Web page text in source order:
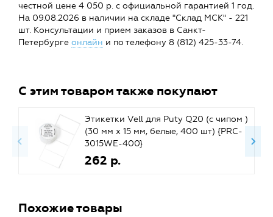
честной цене 4 050 р. с официальной гарантией 1 год.
На 09.08.2026 в наличии на складе "Склад МСК" - 221
шт. Консультации и прием заказов в Санкт-
Петербурге онлайн и по телефону 8 (812) 425-33-74.
С этим товаром также покупают
Этикетки Vell для Puty Q20 (с чипом )
(30 мм х 15 мм, белые, 400 шт) {PRC-
3015WE-400}
262 р.
Похожие товары